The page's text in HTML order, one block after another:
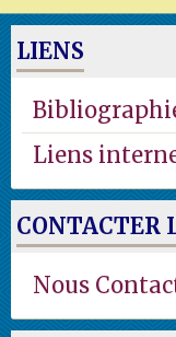
LIENS
Liens
CONTACTER
Nous